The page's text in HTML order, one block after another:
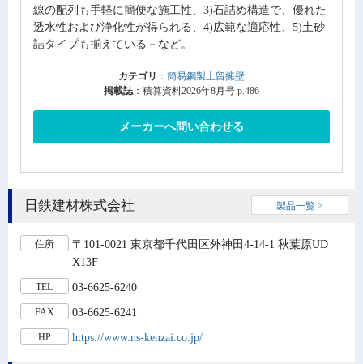
線の配列も手軽に簡便な施工性、3)石詰め構造で、優れた
透水性および浄化性が得られる、4)広範な適応性、5)土砂
詰タイプも揃えている－など。
カテゴリ ： 簡易鋼製土留擁壁
掲載誌：積算資料2026年8月号 p.486
メーカーへ問い合わせる
日鉄建材株式会社 製品一覧 >
住所
〒101-0021 東京都千代田区外神田4-14-1 秋葉原UD
X13F
TEL 03-6625-6240
FAX 03-6625-6241
HP https://www.ns-kenzai.co.jp/